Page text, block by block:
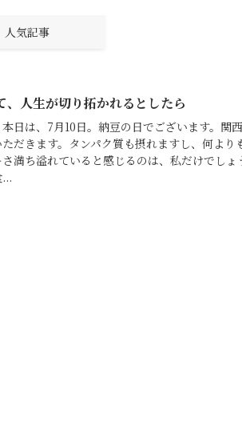
人気記事
、人生が切り拓かれるとしたら
日は、7月10日。納豆の日でございます。関
だきます。タンパク質も摂れますし、何より
満ち溢れていると感じるのは、私だけでしょ